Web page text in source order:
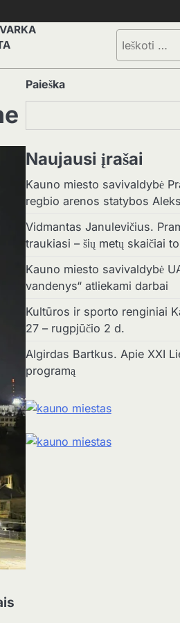
Ieškoti:
Paieška
Naujausi įrašai
Kauno miesto savivaldybė
regbio arenos statybos
Vidmantas Janulevičius.
traukiasi – šių metų skaičiai
Kauno miesto savivaldybė
vandenys“ atliekami darbai
Kultūros ir sporto renginiai
27 – rugpjūčio 2 d.
Algirdas Bartkus. Apie XXI
programą